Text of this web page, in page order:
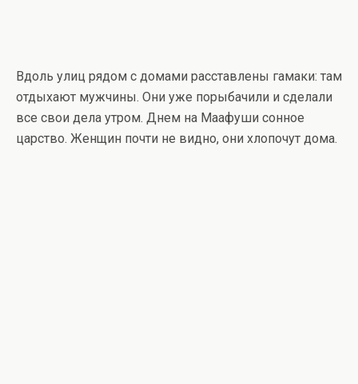
Вдоль улиц рядом с домами расставлены гамаки: там
отдыхают мужчины. Они уже порыбачили и сделали
все свои дела утром. Днем на Маафуши сонное
царство. Женщин почти не видно, они хлопочут дома.